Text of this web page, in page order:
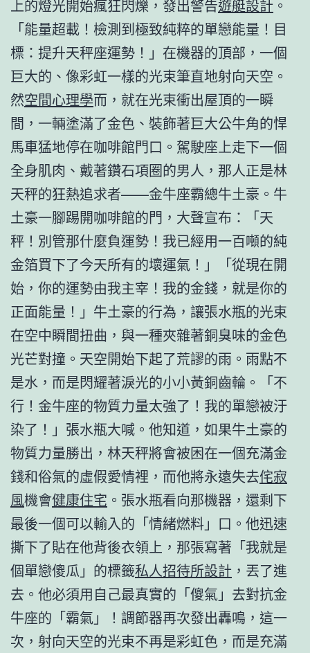
上的燈光開始瘋狂閃爍，發出警告遊艇設計 。
「能量超載！檢測到極致純粹的單戀能量！目
標：提升天秤座運勢！」在機器的頂部，一個
巨大的、像彩虹一樣的光束筆直地射向天空。
然空間心理學而，就在光束衝出屋頂的一瞬
間，一輛塗滿了金色、裝飾著巨大公牛角的悍
馬車猛地停在咖啡館門口。駕駛座上走下一個
全身肌肉、戴著鑽石項圈的男人，那人正是林
天秤的狂熱追求者——金牛座霸總牛土豪。牛
土豪一腳踢開咖啡館的門，大聲宣布：「天
秤！別管那什麼負運勢！我已經用一百噸的純
金箔買下了今天所有的壞運氣！」「從現在開
始，你的運勢由我主宰！我的金錢，就是你的
正面能量！」牛土豪的行為，讓張水瓶的光束
在空中瞬間扭曲，與一種夾雜著銅臭味的金色
光芒對撞。天空開始下起了荒謬的雨。雨點不
是水，而是閃耀著淚光的小小黃銅齒輪。「不
行！金牛座的物質力量太強了！我的單戀被汙
染了！」張水瓶大喊。他知道，如果牛土豪的
物質力量勝出，林天秤將會被困在一個充滿金
錢和俗氣的虛假愛情裡，而他將永遠失去侘寂
風機會健康住宅 。張水瓶看向那機器，還剩下
最後一個可以輸入的「情緒燃料」口。他迅速
撕下了貼在他背後衣領上，那張寫著「我就是
個單戀傻瓜」的標籤私人招待所設計 ，丟了進
去。他必須用自己最真實的「傻氣」去對抗金
牛座的「霸氣」！調節器再次發出轟鳴，這一
次，射向天空的光束不再是彩虹色，而是充滿